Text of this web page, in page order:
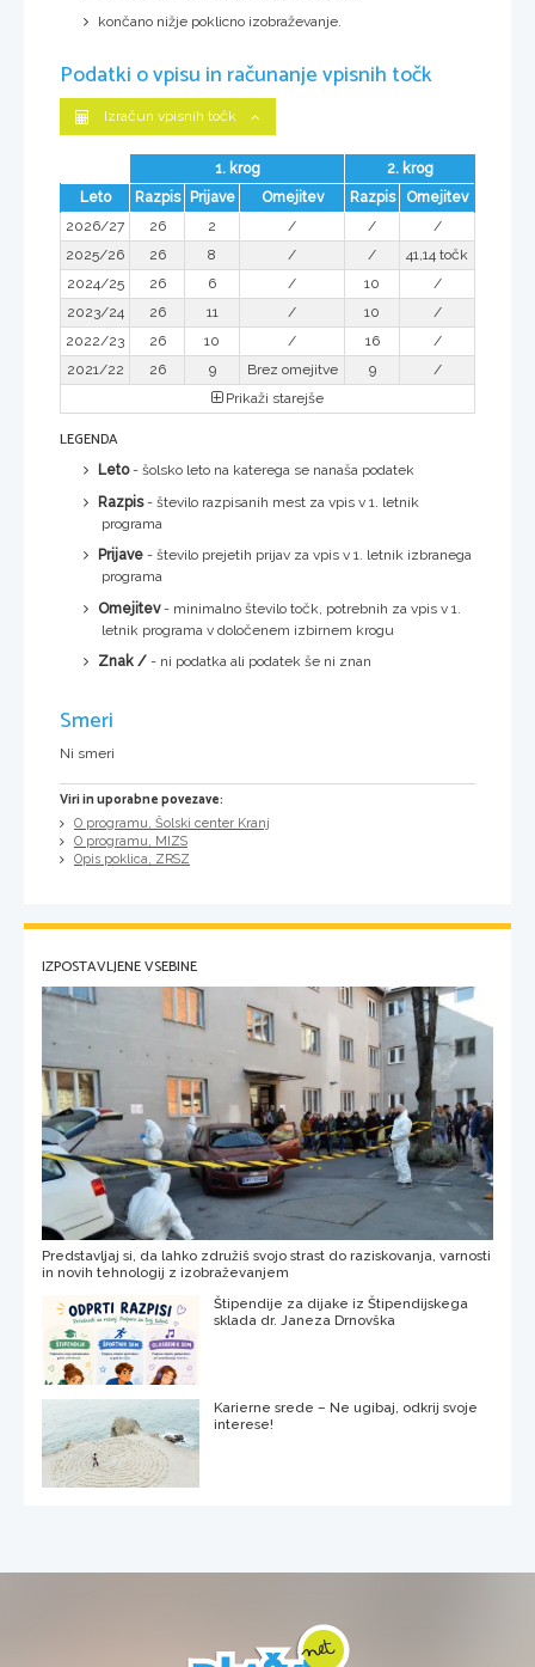
končano nižje poklicno izobraževanje.
Podatki o vpisu in računanje vpisnih točk
Izračun vpisnih točk
1. krog
2. krog
Leto
Razpis Prijave Omejitev Razpis
Omejitev
2026/27
26 2 / /
/
2025/26
26 8 / /
41,14 točk
2024/25
26 6 / 10
/
2023/24
26 11 / 10
/
2022/23
26 10 / 16
/
2021/22
26 9 Brez omejitve 9
/
Prikaži starejše
LEGENDA
Leto- šolsko leto na katerega se nanaša podatek
Razpis- število razpisanih mest za vpis v 1. letnik
programa
Prijave - število prejetih prijav za vpis v 1. letnik izbranega
programa
Omejitev- minimalno število točk, potrebnih za vpis v 1.
letnik programa v določenem izbirnem krogu
Znak / - ni podatka ali podatek še ni znan
Smeri
Ni smeri
Viri in uporabne povezave:
O programu, Šolski center Kranj
O programu, MIZS
Opis poklica, ZRSZ
IZPOSTAVLJENE VSEBINE
Predstavljaj si, da lahko združiš svojo strast do raziskovanja, varnosti
in novih tehnologij z izobraževanjem
Štipendije za dijake iz Štipendijskega
sklada dr. Janeza Drnovška
Karierne srede – Ne ugibaj, odkrij svoje
interese!